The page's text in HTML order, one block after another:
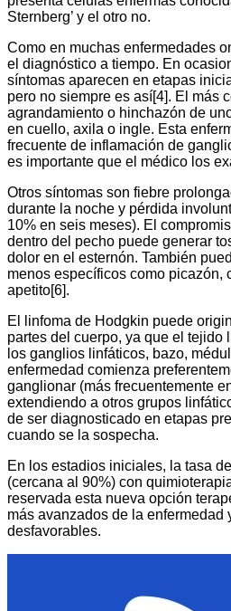
Sternberg’ y el otro no.
Como en muchas enfermedades
el diagnóstico a tiempo. En
síntomas aparecen en etapas
pero no siempre es así[4]. El más
agrandamiento o hinchazón de
en cuello, axila o ingle. Esta
frecuente de inflamación de
es importante que el médico los
Otros síntomas son fiebre
durante la noche y pérdida
10% en seis meses). El
dentro del pecho puede generar
dolor en el esternón. También
menos específicos como picazón,
apetito[6].
El linfoma de Hodgkin puede
partes del cuerpo, ya que el tejido
los ganglios linfáticos, bazo,
enfermedad comienza
ganglionar (más frecuentemente
extendiendo a otros grupos
de ser diagnosticado en etapas
cuando se la sospecha.
En los estadios iniciales, la tasa
(cercana al 90%) con
reservada esta nueva opción
más avanzados de la enfermedad
desfavorables.